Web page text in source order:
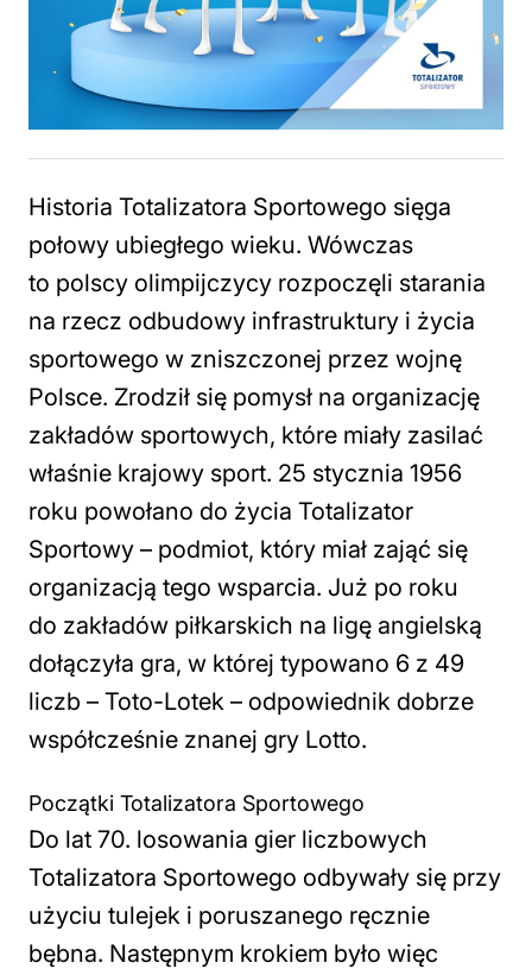
Historia Totalizatora Sportowego sięga
połowy ubiegłego wieku. Wówczas
to polscy olimpijczycy rozpoczęli starania
na rzecz odbudowy infrastruktury i życia
sportowego w zniszczonej przez wojnę
Polsce. Zrodził się pomysł na organizację
zakładów sportowych, które miały zasilać
właśnie krajowy sport. 25 stycznia 1956
roku powołano do życia Totalizator
Sportowy – podmiot, który miał zająć się
organizacją tego wsparcia. Już po roku
do zakładów piłkarskich na ligę angielską
dołączyła gra, w której typowano 6 z 49
liczb – Toto-Lotek – odpowiednik dobrze
współcześnie znanej gry Lotto.
Początki Totalizatora Sportowego
Do lat 70. losowania gier liczbowych
Totalizatora Sportowego odbywały się przy
użyciu tulejek i poruszanego ręcznie
bębna. Następnym krokiem było więc